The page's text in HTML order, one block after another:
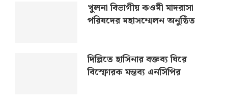
খুলনা বিভাগীয় কওমী মাদরাসা
পরিষদের মহাসম্মেলন অনুষ্ঠিত
দিল্লিতে হাসিনার বক্তব্য ঘিরে
বিস্ফোরক মন্তব্য এনসিপির